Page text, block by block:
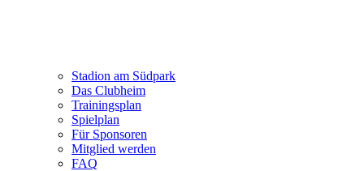
Stadion am Südpark
Das Clubheim
Trainingsplan
Spielplan
Für Sponsoren
Mitglied werden
FAQ